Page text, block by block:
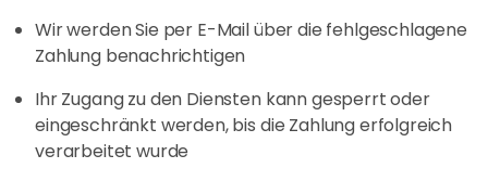
Wir werden Sie per E-Mail über die fehlgeschlagene
Zahlung benachrichtigen
Ihr Zugang zu den Diensten kann gesperrt oder
eingeschränkt werden, bis die Zahlung erfolgreich
verarbeitet wurde